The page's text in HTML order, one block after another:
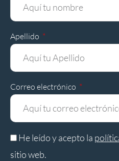
Apellido
Correo electrónico
He leído y acepto la
sitio web.